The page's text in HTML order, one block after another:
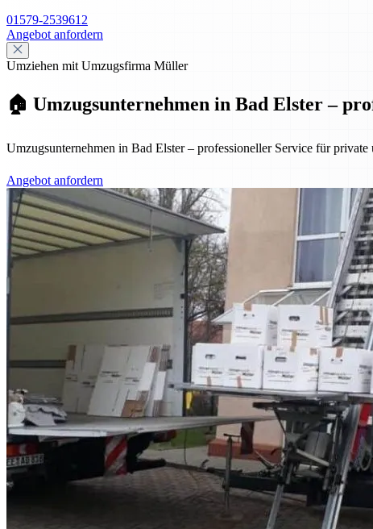
01579-2539612
Angebot anfordern
Umziehen mit Umzugsfirma Müller
🏠 Umzugsunternehmen in Bad Elster –
Umzugsunternehmen in Bad Elster – professioneller Service für
Angebot anfordern